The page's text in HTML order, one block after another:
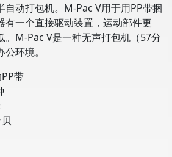
自动打包机。M-Pac V用于用PP带捆
有一个直接驱动装置，运动部件更
。M-Pac V是一种无声打包机（57分
环境。
带